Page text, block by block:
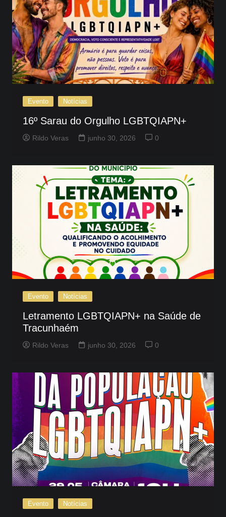
Evento Notícias
16º Sarau do Orgulho LGBTQIAPN+
Rildo Veras junho 30, 2026 0
Evento Notícias
Letramento LGBTQIAPN+ na Saúde de
Tracunhaém
Rildo Veras junho 30, 2026 0
Evento Notícias